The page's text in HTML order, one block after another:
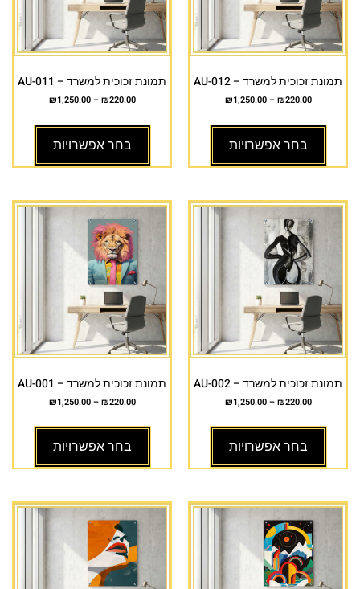
תמונת זכוכית למשרד – AU-012
₪220.00
–
₪1,250.00
בחר אפשרויות
תמונת זכוכית למשרד – AU-011
₪220.00
–
₪1,250.00
בחר אפשרויות
תמונת זכוכית למשרד – AU-002
₪220.00
–
₪1,250.00
בחר אפשרויות
תמונת זכוכית למשרד – AU-001
₪220.00
–
₪1,250.00
בחר אפשרויות